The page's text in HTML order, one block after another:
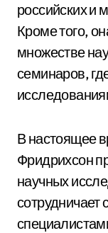
российских и
Кроме того,
множестве
семинаров,
В настоящее
Фридрихсон
научных